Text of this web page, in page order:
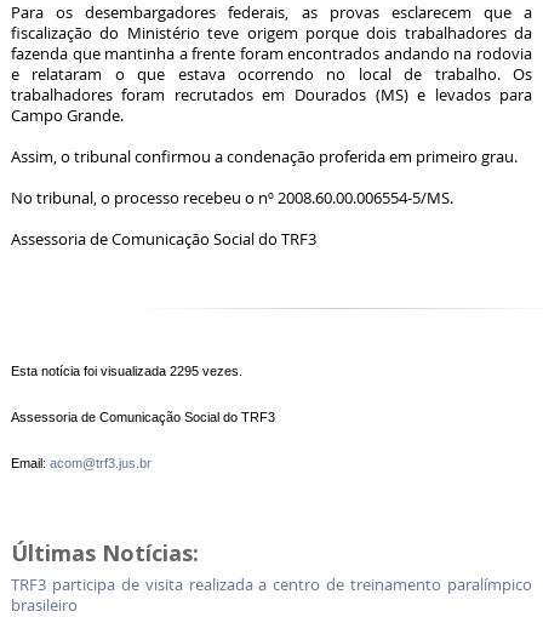
Para os desembargadores federais, as provas esclarecem que a
fiscalização do Ministério teve origem porque dois trabalhadores da
fazenda que mantinha a frente foram encontrados andando na rodovia
e relataram o que estava ocorrendo no local de trabalho. Os
trabalhadores foram recrutados em Dourados (MS) e levados para
Campo Grande.
Assim, o tribunal confirmou a condenação proferida em primeiro grau.
No tribunal, o processo recebeu o nº 2008.60.00.006554-5/MS.
Assessoria de Comunicação Social do TRF3
Esta notícia foi visualizada 2295 vezes.
Assessoria de Comunicação Social do TRF3
Email: acom@trf3.jus.br
Últimas Notícias:
TRF3 participa de visita realizada a centro de treinamento paralímpico
brasileiro